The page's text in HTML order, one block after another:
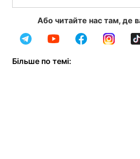
Або читайте нас там, де
Більше по темі: